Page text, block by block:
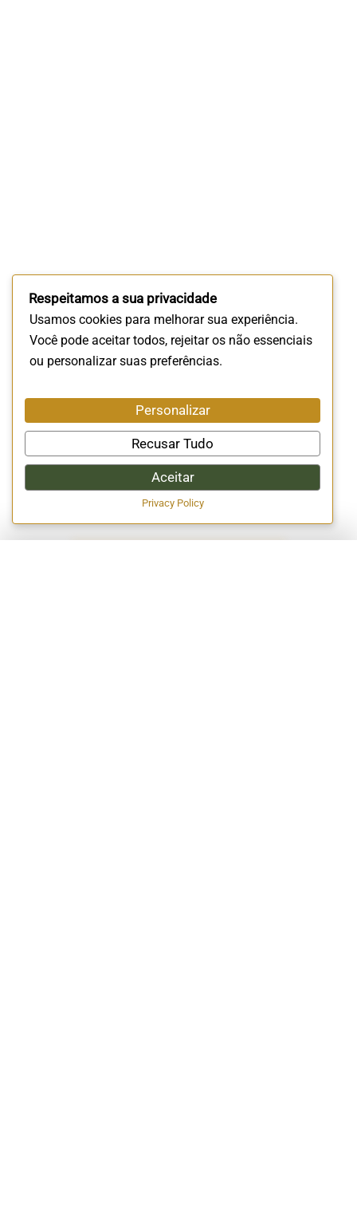
Respeitamos a sua privacidade
Usamos cookies para melhorar sua experiência.
Você pode aceitar todos, rejeitar os não essenciais
ou personalizar suas preferências.
Personalizar
Recusar Tudo
Aceitar
Privacy Policy